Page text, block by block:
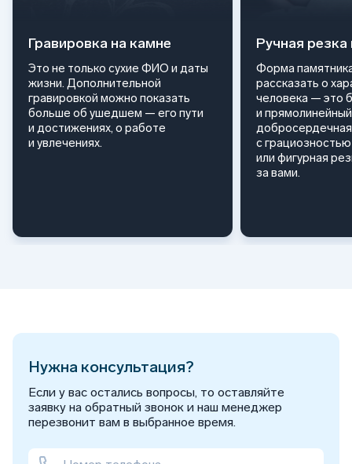
Гравировка на камне
Это не только сухие ФИО и даты
жизни. Дополнительной
гравировкой можно показать
больше об ушедшем — его пути
и достижениях, о работе
и увлечениях.
Ручная
Форма
рассказать о
человека — это
и
с
или фигурная
за вами.
Нужна консультация?
Если у вас остались вопросы, то оставляйте
заявку на обратный звонок и наш менеджер
перезвонит вам в выбранное время.